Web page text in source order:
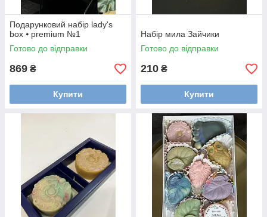
Подарунковий набір lady's
box ⦁ premium №1
Готово до відправки
869 ₴
Купити
Набір мила Зайчики
Готово до відправки
210 ₴
Купити